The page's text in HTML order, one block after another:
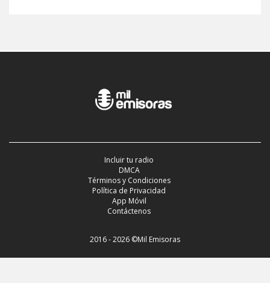
Incluir tu radio
DMCA
Términos y Condiciones
Política de Privacidad
App Móvil
Contáctenos
2016 - 2026 ©Mil Emisoras